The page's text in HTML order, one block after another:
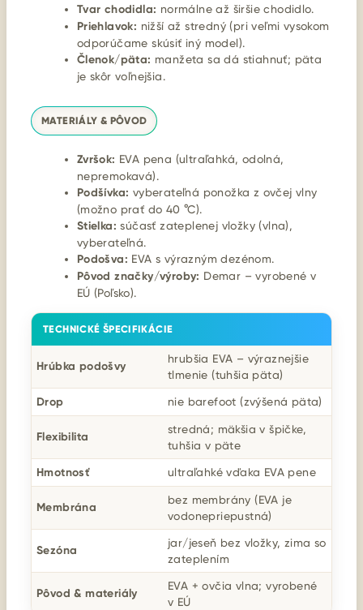
Tvar chodidla: normálne až širšie chodidlo.
Priehlavok: nižší až stredný (pri veľmi vysokom
odporúčame skúsiť iný model).
Členok/päta: manžeta sa dá stiahnuť; päta
je skôr voľnejšia.
MATERIÁLY & PÔVOD
Zvršok: EVA pena (ultraľahká, odolná,
nepremokavá).
Podšívka: vyberateľná ponožka z ovčej vlny
(možno prať do 40 °C).
Stielka: súčasť zateplenej vložky (vlna),
vyberateľná.
Podošva: EVA s výrazným dezénom.
Pôvod značky/výroby: Demar – vyrobené v
EÚ (Poľsko).
TECHNICKÉ ŠPECIFIKÁCIE
Hrúbka podošvy
hrubšia EVA – výraznejšie
tlmenie (tuhšia päta)
Drop nie barefoot (zvýšená päta)
Flexibilita
stredná; mäkšia v špičke,
tuhšia v päte
Hmotnosť ultraľahké vďaka EVA pene
Membrána
bez membrány (EVA je
vodonepriepustná)
Sezóna
jar/jeseň bez vložky, zima so
zateplením
Pôvod & materiály
EVA + ovčia vlna; vyrobené
v EÚ